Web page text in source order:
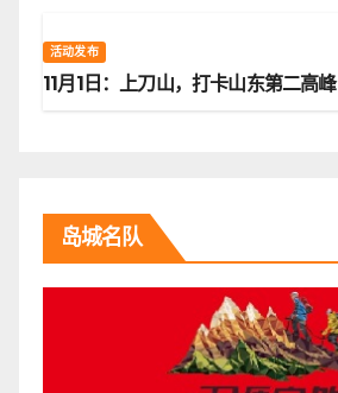
活动发布
11月1日：上刀山，打卡山东第二高峰
岛城名队